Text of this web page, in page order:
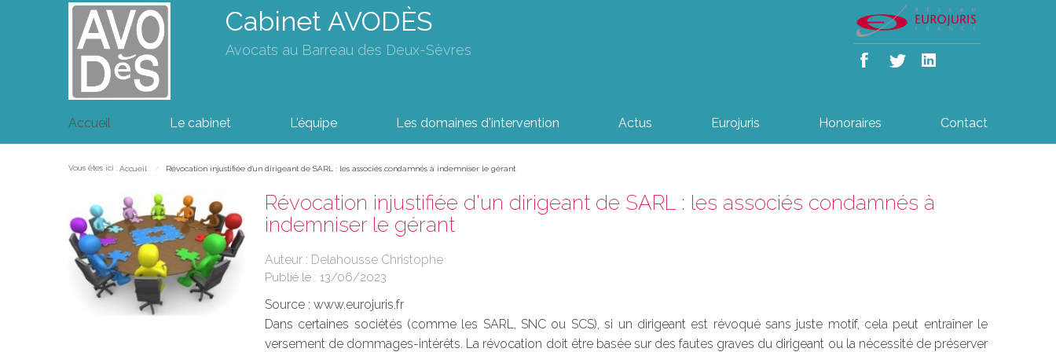
Cabinet AVODÈS
Avocats au Barreau des Deux-Sèvres
Accueil Le cabinet L'équipe Les domaines d'intervention Actus Eurojuris Honoraires Contact
Vous êtes ici : Accueil Révocation injustifiée d'un dirigeant de SARL : les associés condamnés à indemniser le gérant
Révocation injustifiée d'un dirigeant de SARL : les associés condamnés à
indemniser le gérant
Auteur : Delahousse Christophe
Publié le : 13/06/2023
Source : www.eurojuris.fr
Dans certaines sociétés (comme les SARL, SNC ou SCS), si un dirigeant est révoqué sans juste motif, cela peut entraîner le
versement de dommages-intérêts. La révocation doit être basée sur des fautes graves du dirigeant ou la nécessité de préserver